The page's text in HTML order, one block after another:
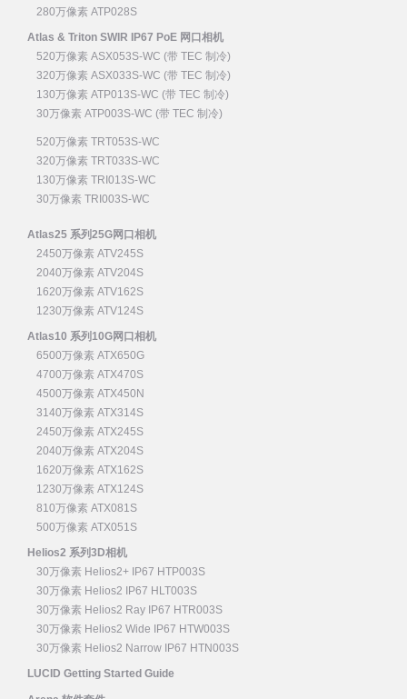
280万像素 ATP028S
Atlas & Triton SWIR IP67 PoE 网口相机
520万像素 ASX053S-WC (带 TEC 制冷)
320万像素 ASX033S-WC (带 TEC 制冷)
130万像素 ATP013S-WC (带 TEC 制冷)
30万像素 ATP003S-WC (带 TEC 制冷)
520万像素 TRT053S-WC
320万像素 TRT033S-WC
130万像素 TRI013S-WC
30万像素 TRI003S-WC
Atlas25 系列25G网口相机
2450万像素 ATV245S
2040万像素 ATV204S
1620万像素 ATV162S
1230万像素 ATV124S
Atlas10 系列10G网口相机
6500万像素 ATX650G
4700万像素 ATX470S
4500万像素 ATX450N
3140万像素 ATX314S
2450万像素 ATX245S
2040万像素 ATX204S
1620万像素 ATX162S
1230万像素 ATX124S
810万像素 ATX081S
500万像素 ATX051S
Helios2 系列3D相机
30万像素 Helios2+ IP67 HTP003S
30万像素 Helios2 IP67 HLT003S
30万像素 Helios2 Ray IP67 HTR003S
30万像素 Helios2 Wide IP67 HTW003S
30万像素 Helios2 Narrow IP67 HTN003S
LUCID Getting Started Guide